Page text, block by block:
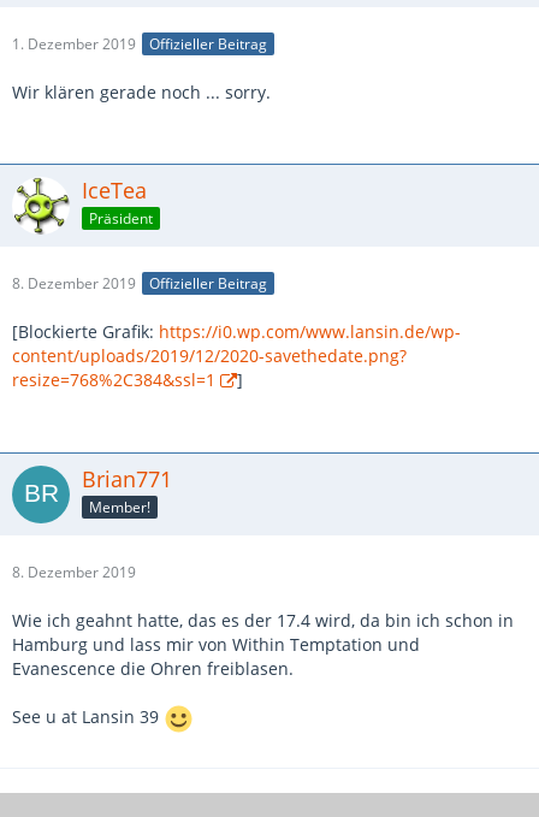
1. Dezember 2019 Offizieller Beitrag
Wir klären gerade noch ... sorry.
IceTea
Präsident
8. Dezember 2019 Offizieller Beitrag
[Blockierte Grafik: https://i0.wp.com/www.lansin.de/wp-
content/uploads/2019/12/2020-savethedate.png?
resize=768%2C384&ssl=1
]
Brian771
Member!
8. Dezember 2019
Wie ich geahnt hatte, das es der 17.4 wird, da bin ich schon in
Hamburg und lass mir von Within Temptation und
Evanescence die Ohren freiblasen.
See u at Lansin 39